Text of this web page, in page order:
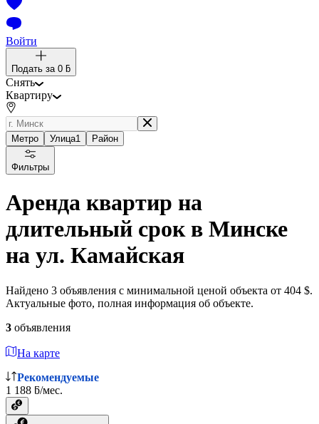
Войти
Подать за 0 ƃ
Снять
Квартиру
Метро Улица1 Район
Фильтры
Аренда квартир на
длительный срок в Минске
на ул. Камайская
Найдено 3 объявления с минимальной ценой объекта от 404 $.
Актуальные фото, полная информация об объекте.
3 объявления
На карте
Рекомендуемые
1 188 ƃ/мес.